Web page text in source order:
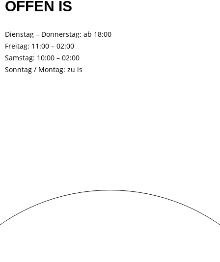
OFFEN IS
Dienstag – Donnerstag: ab 18:00
Freitag: 11:00 – 02:00
Samstag: 10:00 – 02:00
Sonntag / Montag: zu is